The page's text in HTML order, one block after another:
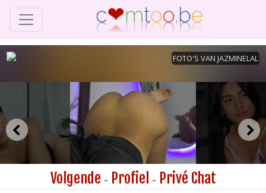
Volgende - Profiel - Privé Chat